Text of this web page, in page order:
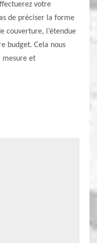
votre
de préciser la forme
couverture, l’étendue
budget. Cela nous
mesure et